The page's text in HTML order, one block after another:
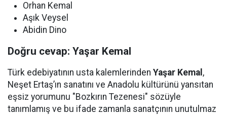
Orhan Kemal
Aşık Veysel
Abidin Dino
Doğru cevap: Yaşar Kemal
Türk edebiyatının usta kalemlerinden Yaşar Kemal ,
Neşet Ertaş’ın sanatını ve Anadolu kültürünü yansıtan
eşsiz yorumunu "Bozkırın Tezenesi" sözüyle
tanımlamış ve bu ifade zamanla sanatçının unutulmaz